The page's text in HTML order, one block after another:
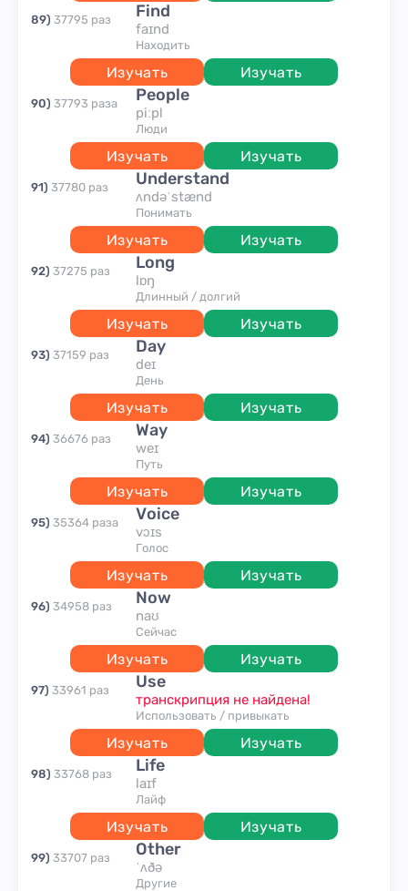
89) 37795 раз find
faɪnd
находить
Изучать Изучать
90) 37793 раза people
piːpl
люди
Изучать Изучать
91) 37780 раз understand
ʌndəˈstænd
понимать
Изучать Изучать
92) 37275 раз long
lɒŋ
длинный / долгий
Изучать Изучать
93) 37159 раз day
deɪ
день
Изучать Изучать
94) 36676 раз way
weɪ
путь
Изучать Изучать
95) 35364 раза voice
vɔɪs
голос
Изучать Изучать
96) 34958 раз now
naʊ
сейчас
Изучать Изучать
97) 33961 раз use
транскрипция не найдена!
использовать / привыкать
Изучать Изучать
98) 33768 раз life
laɪf
Лайф
Изучать Изучать
99) 33707 раз other
ˈʌðə
другие